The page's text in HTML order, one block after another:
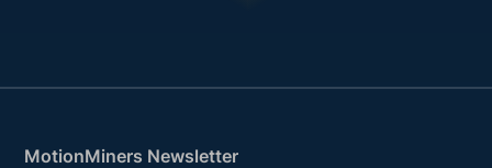
MotionMiners Newsletter